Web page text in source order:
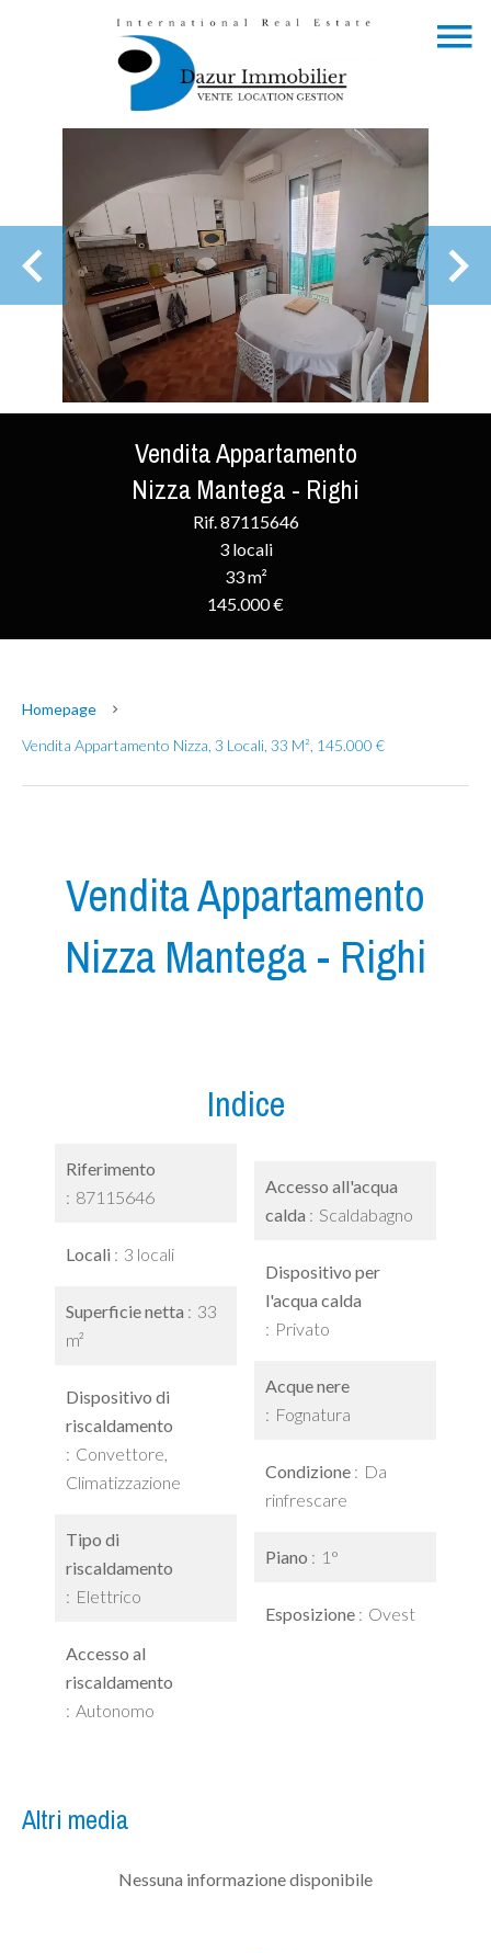
Vendita Appartamento
Nizza Mantega - Righi
Rif. 87115646
3 locali
33 m²
145.000 €
Homepage
Vendita Appartamento Nizza, 3 Locali, 33 M², 145.000 €
Vendita Appartamento
Nizza Mantega - Righi
Indice
Riferimento
87115646
Locali 3 locali
Superficie netta
33
m²
Dispositivo di
riscaldamento
Convettore,
Climatizzazione
Tipo di
riscaldamento
Elettrico
Accesso al
riscaldamento
Autonomo
Accesso all'acqua
calda
Scaldabagno
Dispositivo per
l'acqua calda
Privato
Acque nere
Fognatura
Condizione
Da
rinfrescare
Piano 1°
Esposizione Ovest
Altri media
Nessuna informazione disponibile